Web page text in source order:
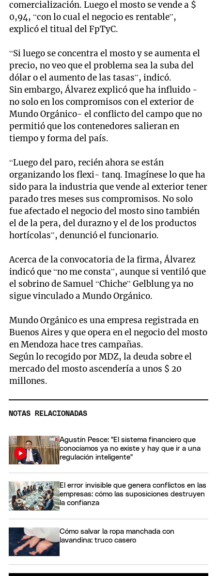
comercialización. Luego el mosto se vende a $
0,94, “con lo cual el negocio es rentable”,
explicó el titual del FpTyC.
“Si luego se concentra el mosto y se aumenta el
precio, no veo que el problema sea la suba del
dólar o el aumento de las tasas”, indicó.
Sin embargo, Álvarez explicó que ha influido -
no solo en los compromisos con el exterior de
Mundo Orgánico- el conflicto del campo que no
permitió que los contenedores salieran en
tiempo y forma del país.
“Luego del paro, recién ahora se están
organizando los flexi- tanq. Imagínese lo que ha
sido para la industria que vende al exterior tener
parado tres meses sus compromisos. No solo
fue afectado el negocio del mosto sino también
el de la pera, del durazno y el de los productos
hortícolas”, denunció el funcionario.
Acerca de la convocatoria de la firma, Álvarez
indicó que “no me consta”, aunque si ventiló que
el sobrino de Samuel “Chiche” Gelblung ya no
sigue vinculado a Mundo Orgánico.
Mundo Orgánico es una empresa registrada en
Buenos Aires y que opera en el negocio del mosto
en Mendoza hace tres campañas.
Según lo recogido por MDZ, la deuda sobre el
mercado del mosto ascendería a unos $ 20
millones.
NOTAS RELACIONADAS
Agustín Pesce: "El sistema financiero que
conocíamos ya no existe y hay que ir a una
regulación inteligente"
El error invisible que genera conflictos en las
empresas: cómo las suposiciones destruyen
la confianza
Cómo salvar la ropa manchada con
lavandina: truco casero